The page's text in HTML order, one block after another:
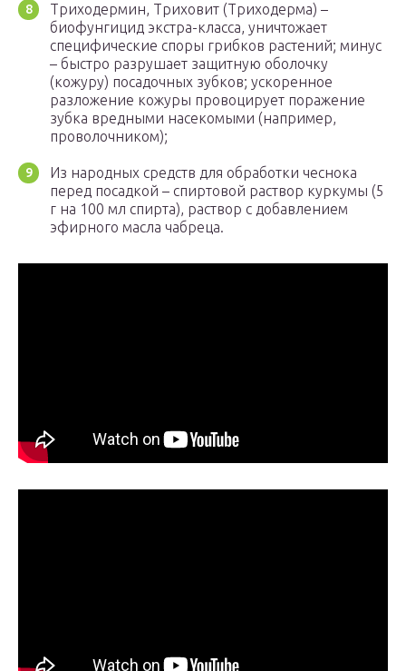
Триходермин, Триховит (Триходерма) –
биофунгицид экстра-класса, уничтожает
специфические споры грибков растений; минус
– быстро разрушает защитную оболочку
(кожуру) посадочных зубков; ускоренное
разложение кожуры провоцирует поражение
зубка вредными насекомыми (например,
проволочником);
Из народных средств для обработки чеснока
перед посадкой – спиртовой раствор куркумы (5
г на 100 мл спирта), раствор с добавлением
эфирного масла чабреца.